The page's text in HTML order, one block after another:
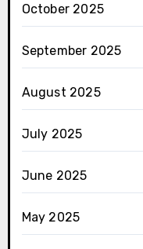
October 2025
September 2025
August 2025
July 2025
June 2025
May 2025